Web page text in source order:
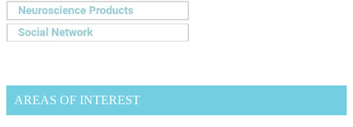
AREAS OF INTEREST